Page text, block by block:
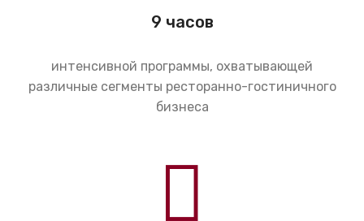
9 часов
интенсивной программы, охватывающей
различные сегменты ресторанно-гостиничного
бизнеса